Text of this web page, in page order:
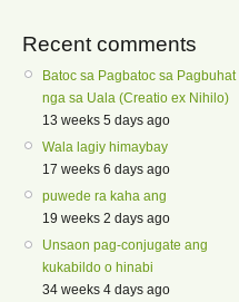
Recent comments
Batoc sa Pagbatoc sa Pagbuhat
nga sa Uala (Creatio ex Nihilo)
13 weeks 5 days ago
Wala lagiy himaybay
17 weeks 6 days ago
puwede ra kaha ang
19 weeks 2 days ago
Unsaon pag-conjugate ang
kukabildo o hinabi
34 weeks 4 days ago